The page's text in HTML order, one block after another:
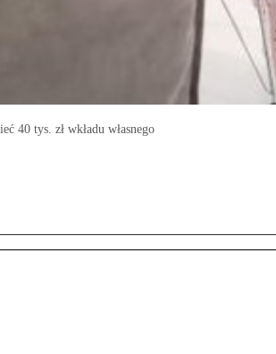
40 tys. zł wkładu własnego